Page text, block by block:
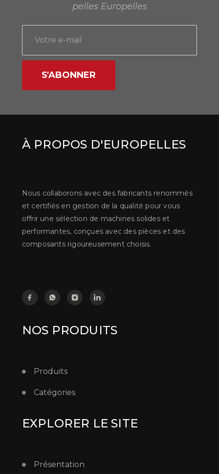
pelles Europelles
S'ABONNER
À PROPOS D'EUROPELLES
Nous collaborons avec des fabricants renommés
et certifiés en gestion de la qualité pour vous
offrir une sélection de machines solides et
performantes, conçues avec des pièces et des
composants rigoureusement choisis.
NOS PRODUITS
Produits
Catégories
EXPLORER LE SITE
Présentation